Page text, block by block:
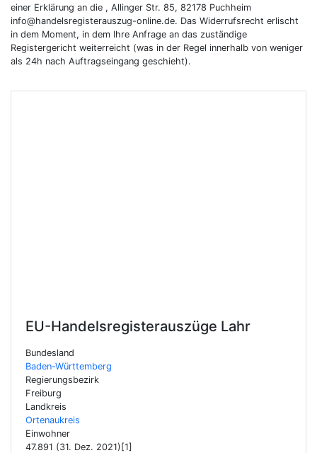
EU-Handelsregisterauszüge Lahr
Bundesland
Baden-Württemberg
Regierungsbezirk
Freiburg
Landkreis
Ortenaukreis
Einwohner
47.891 (31. Dez. 2021)[1]
einer Erklärung an die , Allinger Str. 85, 82178 Puchheim
info@handelsregisterauszug-online.de. Das Widerrufsrecht erlischt
in dem Moment, in dem Ihre Anfrage an das zuständige
Registergericht weiterreicht (was in der Regel innerhalb von weniger
als 24h nach Auftragseingang geschieht).